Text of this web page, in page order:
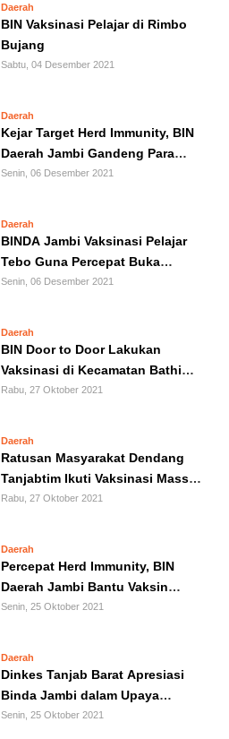
Daerah
BIN Vaksinasi Pelajar di Rimbo
Bujang
Sabtu, 04 Desember 2021
Daerah
Kejar Target Herd Immunity, BIN
Daerah Jambi Gandeng Para
Kades
Senin, 06 Desember 2021
Daerah
BINDA Jambi Vaksinasi Pelajar
Tebo Guna Percepat Buka
Sekolah
Senin, 06 Desember 2021
Daerah
BIN Door to Door Lakukan
Vaksinasi di Kecamatan Bathin II
Pelayang Bungo
Rabu, 27 Oktober 2021
Daerah
Ratusan Masyarakat Dendang
Tanjabtim Ikuti Vaksinasi Massal
BIN Indonesia Sehat, Indonesia
Rabu, 27 Oktober 2021
Daerah
Percepat Herd Immunity, BIN
Daerah Jambi Bantu Vaksin
Covid-19 di Tanjabbar
Senin, 25 Oktober 2021
Daerah
Dinkes Tanjab Barat Apresiasi
Binda Jambi dalam Upaya
Percepatan Vaksinasi Covid-19
Senin, 25 Oktober 2021